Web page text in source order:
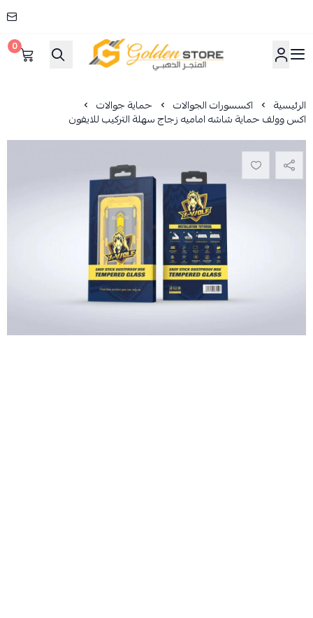
المتجر الذهبي
0
الرئيسية اكسسورات الجوالات حماية جوالات
اكس وولف حماية شاشه اماميه زجاج سهلة التركيب للايفون